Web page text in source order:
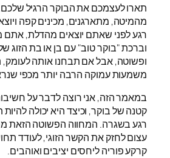
תארו לעצמכם את הבוקר הרגיל
מהמיטה, מתארגנים, מכינים קפה
רגע לפני שאתם יוצאים מהדלת, אתם
וברכת "בוקר טוב" עם בן או בת הזוג
ופשוטה, אבל אם תבחנו אותה לעומק,
משמעות עמוקה הרבה יותר מכפי
במאמר הזה, אני רוצה לדבר על
קטנה של בוקר, וכיצד היא יכולה
רגע בשגרה. המחווה הפשוטה הזאת
עצום לחזק את הקשר הזוגי, לעודד
קרקע פוריה ליחסים יציבים ואוהבים.